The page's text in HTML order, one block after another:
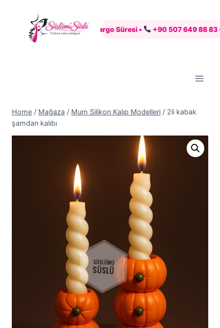
content 7 İş Günü Kargo Süresi • +90 507 649 88 83 •
Home / Mağaza / Mum Silikon Kalıp Modelleri / 2li kabak
şamdan kalıbı